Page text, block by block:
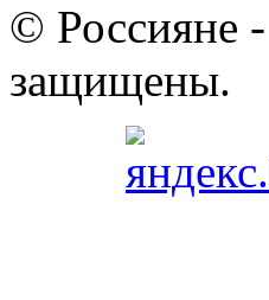
© Россияне -
защищены.